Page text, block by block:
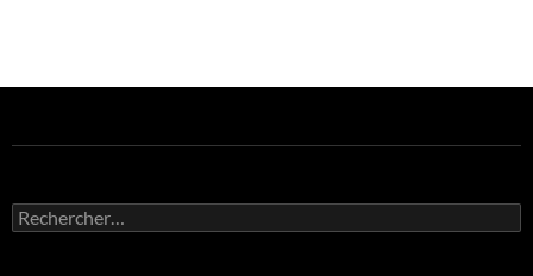
Rechercher :